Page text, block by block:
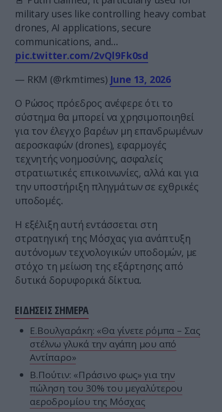
military uses like controlling heavy combat
drones, AI applications, secure
communications, and…
pic.twitter.com/2vQl9Fk0sd
— RKM (@rkmtimes) June 13, 2026
Ο Ρώσος πρόεδρος ανέφερε ότι το
σύστημα θα μπορεί να χρησιμοποιηθεί
για τον έλεγχο βαρέων μη επανδρωμένων
αεροσκαφών (drones), εφαρμογές
τεχνητής νοημοσύνης, ασφαλείς
στρατιωτικές επικοινωνίες, αλλά και για
την υποστήριξη πληγμάτων σε εχθρικές
υποδομές.
Η εξέλιξη αυτή εντάσσεται στη
στρατηγική της Μόσχας για ανάπτυξη
αυτόνομων τεχνολογικών υποδομών, με
στόχο τη μείωση της εξάρτησης από
δυτικά δορυφορικά δίκτυα.
ΕΙΔΗΣΕΙΣ ΣΗΜΕΡΑ
Ε.Βουλγαράκη: «Θα γίνετε ρόμπα – Σας
στέλνω γλυκά την αγάπη μου από
Αντίπαρο»
Β.Πούτιν: «Πράσινο φως» για την
πώληση του 30% του μεγαλύτερου
αεροδρομίου της Μόσχας